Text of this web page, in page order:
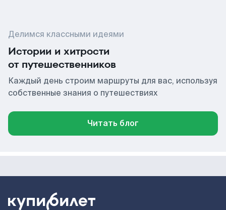
Делимся классными идеями
Истории и хитрости
от путешественников
Каждый день строим маршруты для вас, используя
собственные знания о путешествиях
Читать блог